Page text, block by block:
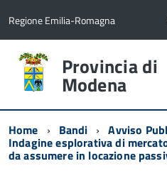
Regione Emilia-Romagna
Provincia di
Modena
Home Bandi Avviso
Indagine esplorativa di
da assumere in locazione